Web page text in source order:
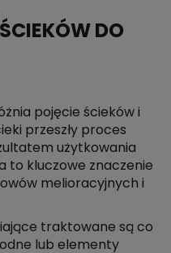
DO
pojęcie ścieków i
przeszły proces
użytkowania
to kluczowe znaczenie
melioracyjnych i
traktowane są co
lub elementy